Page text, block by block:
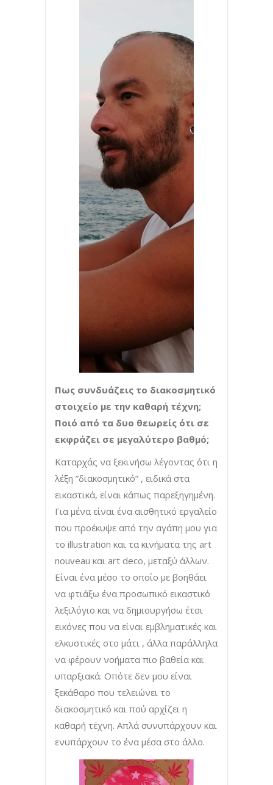
Πως συνδυάζεις το διακοσμητικό
στοιχείο με την καθαρή τέχνη;
Ποιό από τα δυο θεωρείς ότι σε
εκφράζει σε μεγαλύτερο βαθμό;
Καταρχάς να ξεκινήσω λέγοντας ότι η
λέξη ”διακοσμητικό” , ειδικά στα
εικαστικά, είναι κάπως παρεξηγημένη.
Για μένα είναι ένα αισθητικό εργαλείο
που προέκυψε από την αγάπη μου για
το illustration και τα κινήματα της art
nouveau και art deco, μεταξύ άλλων.
Είναι ένα μέσο το οποίο με βοηθάει
να φτιάξω ένα προσωπικό εικαστικό
λεξιλόγιο και να δημιουργήσω έτσι
εικόνες που να είναι εμβληματικές και
ελκυστικές στο μάτι , άλλα παράλληλα
να φέρουν νοήματα πιο βαθεία και
υπαρξιακά. Οπότε δεν μου είναι
ξεκάθαρο που τελειώνει το
διακοσμητικό και πού αρχίζει η
καθαρή τέχνη. Απλά συνυπάρχουν και
ενυπάρχουν το ένα μέσα στο άλλο.